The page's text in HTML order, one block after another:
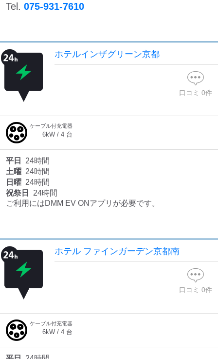
Tel. 075-931-7610
ホテルインザグリーン京都
口コミ 0件
ケーブル付充電器
6kW / 4 台
平日
24時間
土曜 24時間
日曜 24時間
祝祭日
24時間
ご利用にはDMM EV ONアプリが必要です。
ホテル ファインガーデン京都南
口コミ 0件
ケーブル付充電器
6kW / 4 台